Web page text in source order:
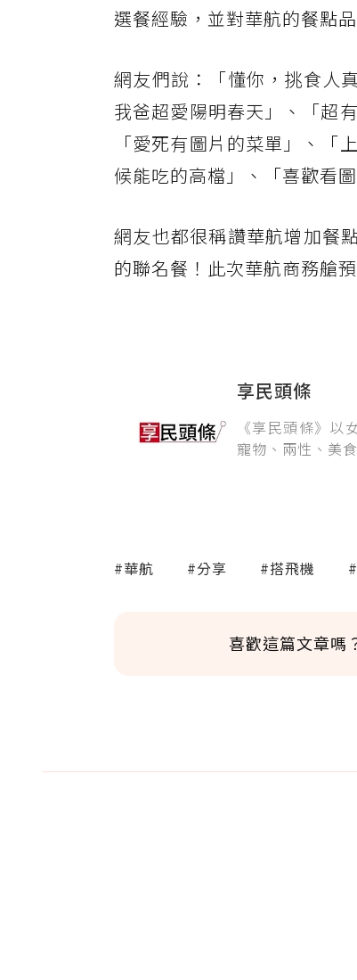
選餐經驗，並對華航的餐點
網友們說：「懂你，挑食人
我爸超愛陽明春天」、「超
「愛死有圖片的菜單」、「
候能吃的高檔」、「喜歡看
網友也都很稱讚華航增加餐
的聯名餐！此次華航商務艙
享民頭條
《享民頭條》以
寵物、兩性、美
#華航 #分享 #搭飛機
喜歡這篇文章嗎